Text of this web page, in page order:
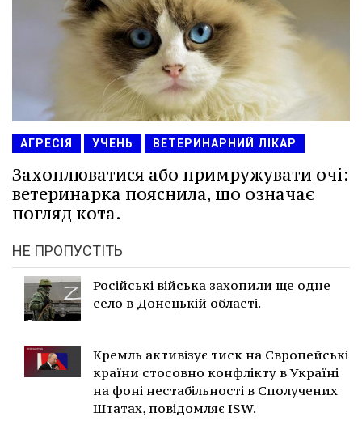
АГРЕСІЯ УЧЕНЬ ВЕТЕРИНАРНИЙ ЛІКАР
Захоплюватися або примружувати очі:
ветеринарка пояснила, що означає
погляд кота.
НЕ ПРОПУСТІТЬ
Російські війська захопили ще одне
село в Донецькій області.
Кремль активізує тиск на Європейські
країни стосовно конфлікту в Україні
на фоні нестабільності в Сполучених
Штатах, повідомляє ISW.